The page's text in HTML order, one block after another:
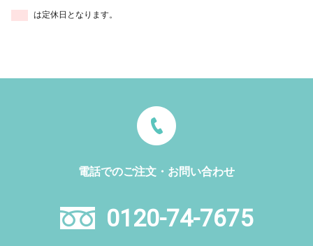
は定休日となります。
電話でのご注文・お問い合わせ
0120-74-7675